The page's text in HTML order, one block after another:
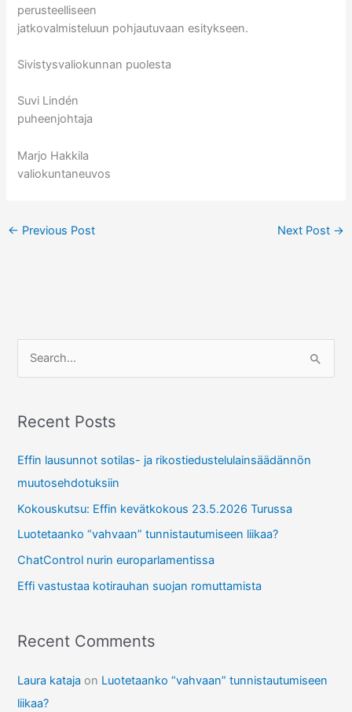
perusteelliseen
jatkovalmisteluun pohjautuvaan esitykseen.
Sivistysvaliokunnan puolesta
Suvi Lindén
puheenjohtaja
Marjo Hakkila
valiokuntaneuvos
← Previous Post Next Post →
r
h
f
o
r
:
Recent Posts
Effin lausunnot sotilas- ja rikostiedustelulainsäädännön
muutosehdotuksiin
Kokouskutsu: Effin kevätkokous 23.5.2026 Turussa
Luotetaanko “vahvaan” tunnistautumiseen liikaa?
ChatControl nurin europarlamentissa
Effi vastustaa kotirauhan suojan romuttamista
Recent Comments
Laura kataja on Luotetaanko “vahvaan” tunnistautumiseen
liikaa?